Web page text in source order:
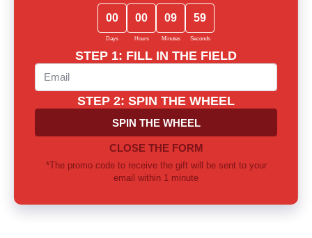
0 800 310 418
Mon-Sun from 10.00 to 21.00